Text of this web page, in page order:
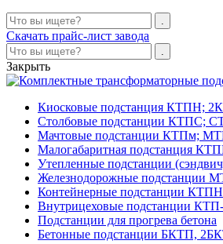
Скачать прайс-лист завода
Закрыть
Киосковые подстанция КТПН;
Столбовые подстанции КТПС;
Мачтовые подстанции КТПм;
Малогабаритная подстанция
Утепленные подстанции
Железнодорожные подстанции
Контейнерные подстанции КТПН
Внутрицеховые подстанции
Подстанции для прогрева бетона
Бетонные подстанции БКТП,